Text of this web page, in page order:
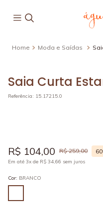
Moda e Saídas
Saia Curta
Referência: 15.17215.0
R$ 104,00 R$ 259,00
Em até 3x de R$ 34,66 sem juros
Cor: BRANCO